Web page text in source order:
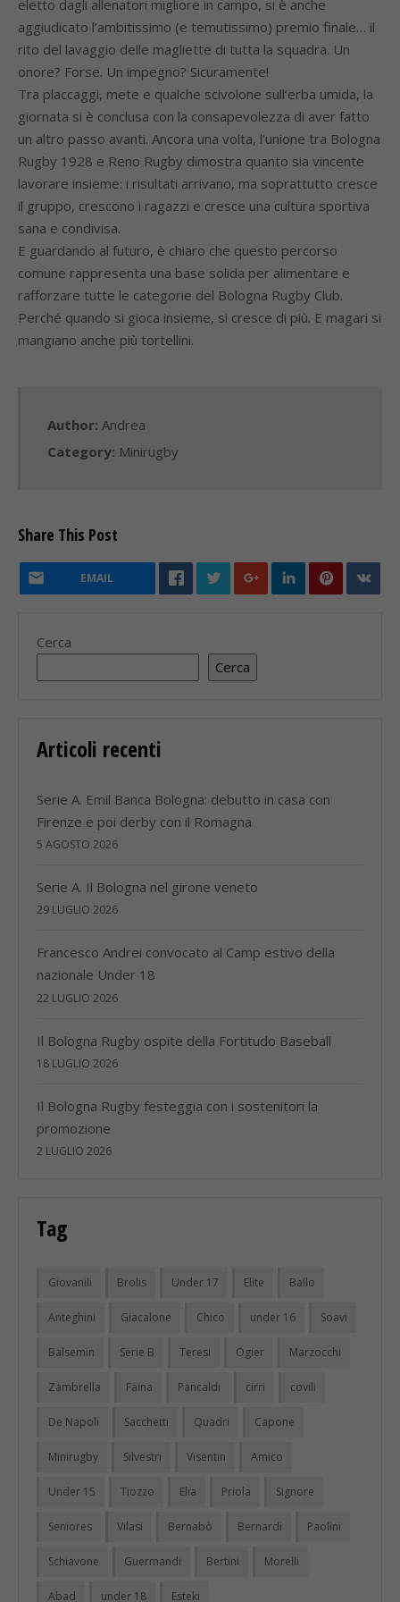
eletto dagli allenatori migliore in campo, si è anche
aggiudicato l’ambitissimo (e temutissimo) premio finale… il
rito del lavaggio delle magliette di tutta la squadra. Un
onore? Forse. Un impegno? Sicuramente!
Tra placcaggi, mete e qualche scivolone sull’erba umida, la
giornata si è conclusa con la consapevolezza di aver fatto
un altro passo avanti. Ancora una volta, l’unione tra Bologna
Rugby 1928 e Reno Rugby dimostra quanto sia vincente
lavorare insieme: i risultati arrivano, ma soprattutto cresce
il gruppo, crescono i ragazzi e cresce una cultura sportiva
sana e condivisa.
E guardando al futuro, è chiaro che questo percorso
comune rappresenta una base solida per alimentare e
rafforzare tutte le categorie del Bologna Rugby Club.
Perché quando si gioca insieme, si cresce di più. E magari si
mangiano anche più tortellini.
Author: Andrea
Category: Minirugby
Share This Post
EMAIL
Cerca
Cerca
Articoli recenti
Serie A. Emil Banca Bologna: debutto in casa con
Firenze e poi derby con il Romagna
5 AGOSTO 2026
Serie A. Il Bologna nel girone veneto
29 LUGLIO 2026
Francesco Andrei convocato al Camp estivo della
nazionale Under 18
22 LUGLIO 2026
Il Bologna Rugby ospite della Fortitudo Baseball
18 LUGLIO 2026
Il Bologna Rugby festeggia con i sostenitori la
promozione
2 LUGLIO 2026
Tag
Giovanili Brolis Under 17 Elite Ballo
Anteghini Giacalone Chico under 16 Soavi
Balsemin Serie B Teresi Ogier Marzocchi
Zambrella Faina Pancaldi cirri covili
De Napoli Sacchetti Quadri Capone
Minirugby Silvestri Visentin Amico
Under 15 Tiozzo Elia Priola Signore
Seniores Vilasi Bernabò Bernardi Paolini
Schiavone Guermandi Bertini Morelli
Abad under 18 Esteki